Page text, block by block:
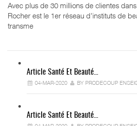
Avec plus de 30 millions de clientes
Rocher est le 1er réseau d’instituts de
transme
Article Santé Et Beauté…
04-MAR-2020 BY PRODECOUP
Article Santé Et Beauté…